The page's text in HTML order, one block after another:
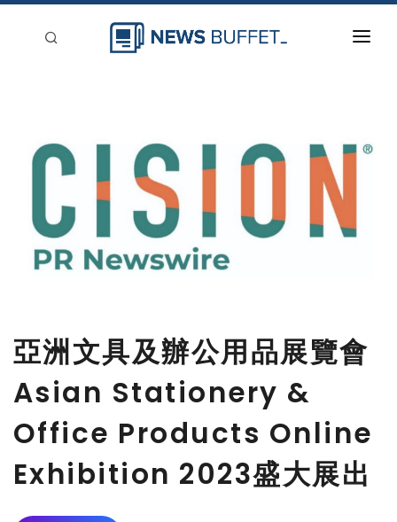
登入
亞洲文具及辦公用品展覽會
Asian Stationery &
Office Products Online
Exhibition 2023盛大展出